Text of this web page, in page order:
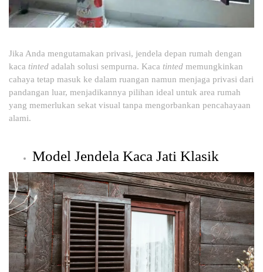
Jika Anda mengutamakan privasi, jendela depan rumah dengan
kaca tinted adalah solusi sempurna. Kaca tinted memungkinkan
cahaya tetap masuk ke dalam ruangan namun menjaga privasi dari
pandangan luar, menjadikannya pilihan ideal untuk area rumah
yang memerlukan sekat visual tanpa mengorbankan pencahayaan
alami.
Model Jendela Kaca Jati Klasik